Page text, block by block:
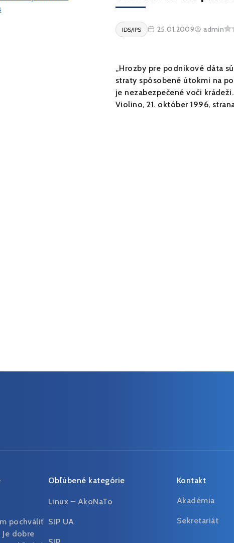
IDS/IPS 25.01.2009 admin
„Hrozby pre podnikové dáta
straty spôsobené útokmi na
je nezabezpečené voči
Violino, 21. október 1996,
pochváliť
dobre
Obľúbené kategórie
Linux – AkoNaTo
SIP UA
Kontakt
Akadémia
Sekretariát